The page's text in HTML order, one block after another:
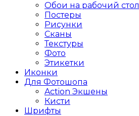
Обои на рабочий стол
Постеры
Рисунки
Сканы
Текстуры
Фото
Этикетки
Иконки
Для Фотошопа
Action Экшены
Кисти
Шрифты